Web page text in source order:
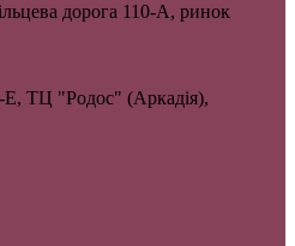
дорога 110-А, ринок
Е, ТЦ "Родос" (Аркадія),